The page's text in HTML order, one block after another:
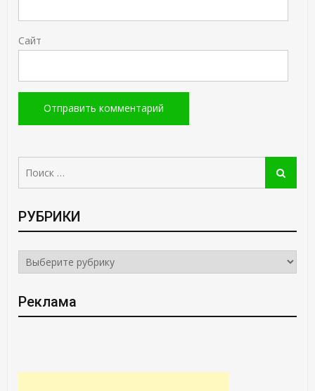
Сайт
Поиск
РУБРИКИ
РУБРИКИ
Реклама